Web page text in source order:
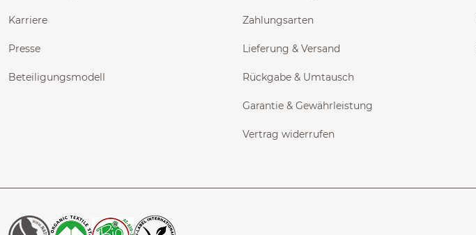
Karriere
Presse
Beteiligungsmodell
Zahlungsarten
Lieferung & Versand
Rückgabe & Umtausch
Garantie & Gewährleistung
Vertrag widerrufen